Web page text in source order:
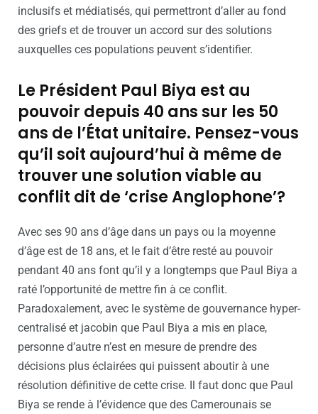
inclusifs et médiatisés, qui permettront d’aller au fond
des griefs et de trouver un accord sur des solutions
auxquelles ces populations peuvent s’identifier.
Le Président Paul Biya est au
pouvoir depuis 40 ans sur les 50
ans de l’État unitaire. Pensez-vous
qu’il soit aujourd’hui à même de
trouver une solution viable au
conflit dit de ‘crise Anglophone’?
Avec ses 90 ans d’âge dans un pays ou la moyenne
d’âge est de 18 ans, et le fait d’être resté au pouvoir
pendant 40 ans font qu’il y a longtemps que Paul Biya a
raté l’opportunité de mettre fin à ce conflit.
Paradoxalement, avec le système de gouvernance hyper-
centralisé et jacobin que Paul Biya a mis en place,
personne d’autre n’est en mesure de prendre des
décisions plus éclairées qui puissent aboutir à une
résolution définitive de cette crise. Il faut donc que Paul
Biya se rende à l’évidence que des Camerounais se